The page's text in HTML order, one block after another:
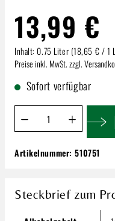
13,99 €
Inhalt: 0.75 Liter (18,65 € / 1
Preise inkl. MwSt. zzgl.
Sofort verfügbar
Produkt Anzahl: Gib
Bamberger
Inhalt:0.75 Liter(18,65 € /
Preise inkl. MwSt. zzgl.
Artikelnummer:510751
Steckbrief zum